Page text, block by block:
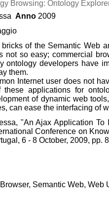
Browsing: Ontology
Anno 2009
of the Semantic Web
so easy; commercial
ontology developers have
them.
Internet user does not
applications for
of dynamic web
can ease the interfacing of
"An Ajax Application To
Conference on
6 - 8 October, 2009, pp.
Semantic Web, Web